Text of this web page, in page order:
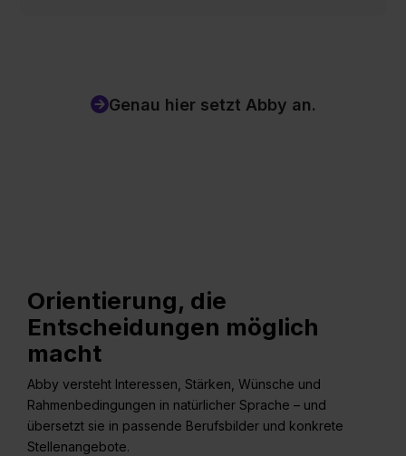
Genau hier setzt Abby an.
Orientierung, die
Entscheidungen möglich
macht
Abby versteht Interessen, Stärken, Wünsche und
Rahmenbedingungen in natürlicher Sprache – und
übersetzt sie in passende Berufsbilder und konkrete
Stellenangebote.